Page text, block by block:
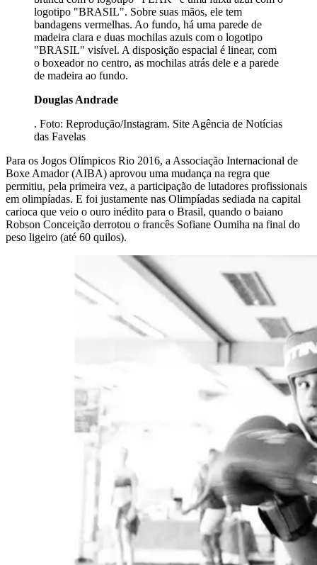
logotipo "BRASIL". Sobre suas mãos, ele tem
bandagens vermelhas. Ao fundo, há uma parede de
madeira clara e duas mochilas azuis com o logotipo
"BRASIL" visível. A disposição espacial é linear, com
o boxeador no centro, as mochilas atrás dele e a parede
de madeira ao fundo.
Douglas Andrade
. Foto: Reprodução/Instagram. Site Agência de Notícias
das Favelas
Para os Jogos Olímpicos Rio 2016, a Associação Internacional de
Boxe Amador (AIBA) aprovou uma mudança na regra que
permitiu, pela primeira vez, a participação de lutadores profissionais
em olimpíadas. E foi justamente nas Olimpíadas sediada na capital
carioca que veio o ouro inédito para o Brasil, quando o baiano
Robson Conceição derrotou o francês Sofiane Oumiha na final do
peso ligeiro (até 60 quilos).